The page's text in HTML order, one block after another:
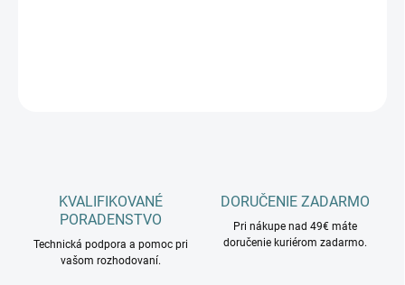
KVALIFIKOVANÉ
PORADENSTVO
Technická podpora a pomoc pri
vašom rozhodovaní.
DORUČENIE ZADARMO
Pri nákupe nad 49€ máte
doručenie kuriérom zadarmo.